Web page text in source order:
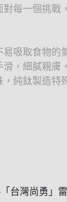
每一個挑戰
吸取食物的
，細膩親膚
純鈦製造特
台灣尚勇」